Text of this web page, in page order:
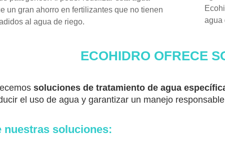
un gran ahorro en fertilizantes que no tienen
al agua de riego.
agua
ECOHIDRO OFRECE
soluciones de tratamiento de agua
el uso de agua y garantizar un manejo
nuestras soluciones: